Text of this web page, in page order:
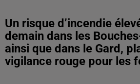
Un risque d’incendie
demain dans les
ainsi que dans le Gard,
vigilance rouge pour les